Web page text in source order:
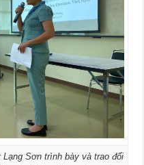
Sơn trình bày và trao đổi